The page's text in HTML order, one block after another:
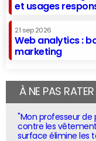
et usages
21 sep 2026
Web analytics :
marketing
À NE PAS RATER
"Mon professeur
contre les
surface élimine les